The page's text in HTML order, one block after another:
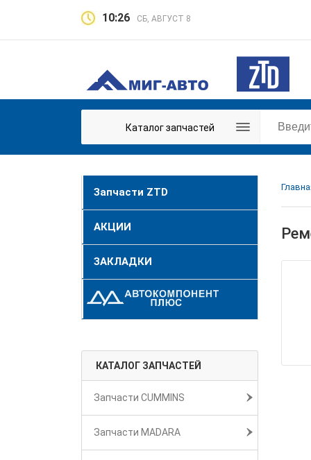
10:26 СБ, АВГУСТ 8
Каталог запчастей
Запчасти ZTD
АКЦИИ
ЗАКЛАДКИ
КАТАЛОГ ЗАПЧАСТЕЙ
Запчасти CUMMINS
Запчасти MADARA